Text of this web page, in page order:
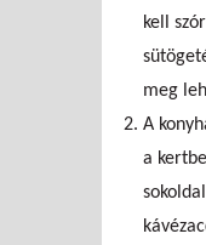
kell
meg
A
a